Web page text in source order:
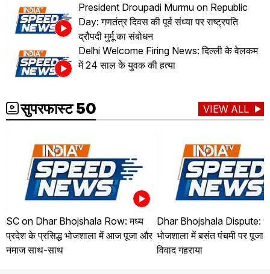
President Droupadi Murmu on Republic
Day: गणतंत्र दिवस की पूर्व संध्या पर राष्ट्रपति
द्रौपदी मुर्मू का संबोधन
Delhi Welcome Firing News: दिल्ली के वेलकम
में 24 साल के युवक की हत्या
सुपरफास्ट 50 VIEW ALL
SC on Dhar Bhojshala Row: मध्य
प्रदेश के प्रसिद्ध भोजशाला में आज पूजा और
नमाज साथ-साथ
Dhar Bhojshala Dispute:
भोजशाला में बसंत पंचमी पर
विवाद गहराया